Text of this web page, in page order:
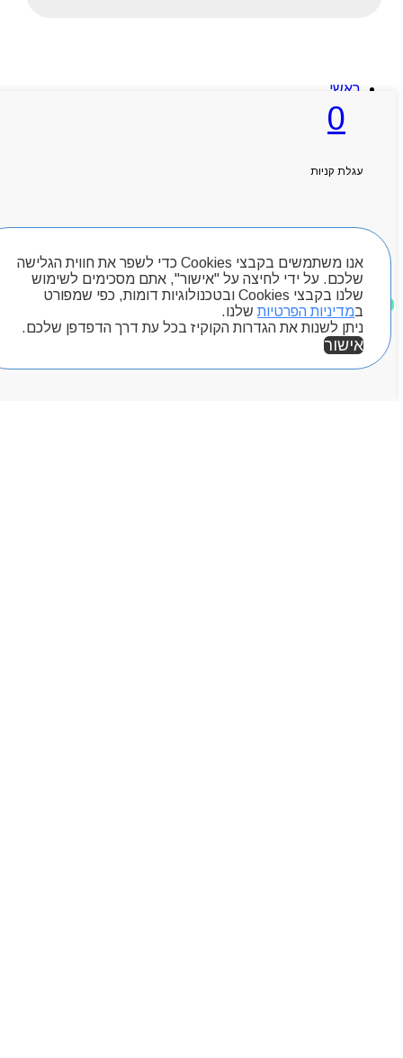
אנו משתמשים בקבצי Cookies כדי לשפר את חווית הגלישה
שלכם. על ידי לחיצה על "אישור", אתם מסכימים לשימוש
שלנו בקבצי Cookies ובטכנולוגיות דומות, כפי שמפורט
במדיניות הפרטיות שלנו.
ניתן לשנות את הגדרות הקוקיז בכל עת דרך הדפדפן שלכם.
אישור
0
עגלת קניות
חיפוש מוצרים
מוצרים שאהבתי
ראשי
אודותניו
קטלוג מוצרים
המגזין
מותגים